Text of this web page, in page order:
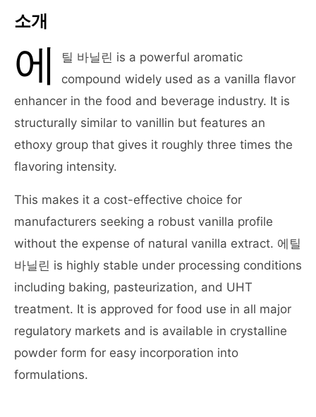
소개
에
틸 바닐린 is a powerful aromatic
compound widely used as a vanilla flavor
enhancer in the food and beverage industry. It is
structurally similar to vanillin but features an
ethoxy group that gives it roughly three times the
flavoring intensity.
This makes it a cost-effective choice for
manufacturers seeking a robust vanilla profile
without the expense of natural vanilla extract. 에틸
바닐린 is highly stable under processing conditions
including baking, pasteurization, and UHT
treatment. It is approved for food use in all major
regulatory markets and is available in crystalline
powder form for easy incorporation into
formulations.